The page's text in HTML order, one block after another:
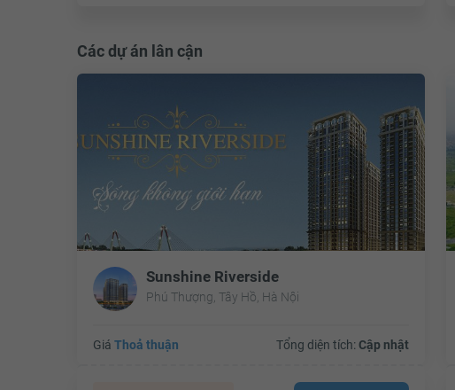
Các dự án lân cận
Sunshine Riverside
Phú Thượng, Tây Hồ, Hà Nội
Giá Thoả thuận Tổng diện tích: Cập nhật